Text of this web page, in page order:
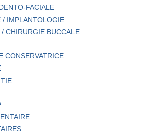
FACIALE
/ IMPLANTOLOGIE
CHIRURGIE BUCCALE
CONSERVATRICE